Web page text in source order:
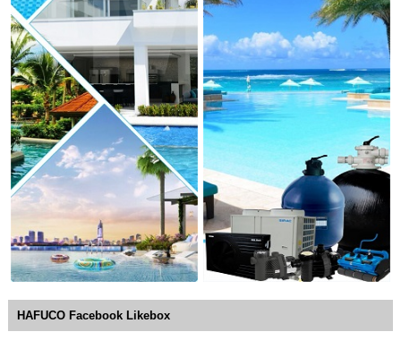
HAFUCO Facebook Likebox